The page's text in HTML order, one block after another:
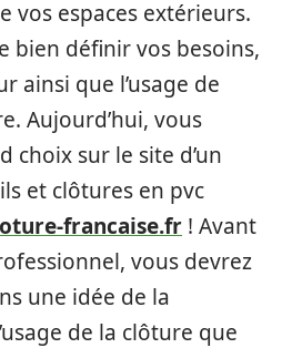
vos espaces extérieurs.
bien définir vos besoins,
ainsi que l’usage de
Aujourd’hui, vous
choix sur le site d’un
et clôtures en pvc
francaise.fr ! Avant
vous devrez
une idée de la
de la clôture que